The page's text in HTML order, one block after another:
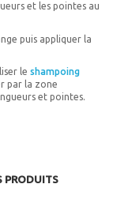
et les pointes au
puis appliquer la
le shampoing
par la zone
et pointes.
PRODUITS